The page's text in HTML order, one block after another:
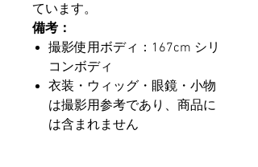
ています。
備考：
撮影使用ボディ：167cm シリ
コンボディ
衣装・ウィッグ・眼鏡・小物
は撮影用参考であり、商品に
は含まれません